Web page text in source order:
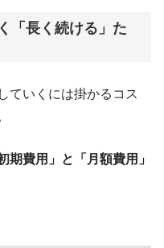
「長く続ける」た
ていくには掛かるコス
初期費用」と「月額費用」